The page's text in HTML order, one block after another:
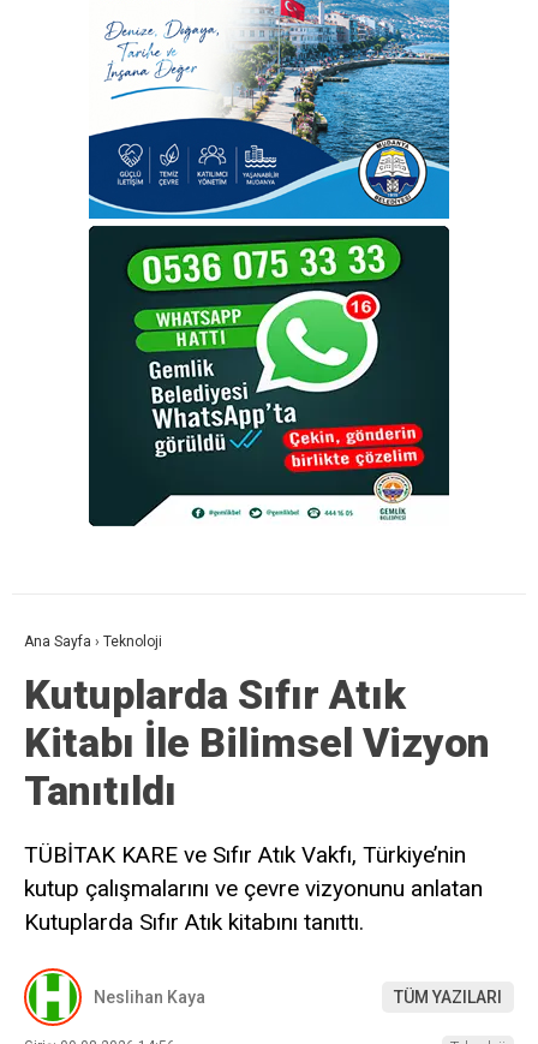
Ana Sayfa › Teknoloji
Kutuplarda Sıfır Atık
Kitabı İle Bilimsel Vizyon
Tanıtıldı
TÜBİTAK KARE ve Sıfır Atık Vakfı, Türkiye’nin
kutup çalışmalarını ve çevre vizyonunu anlatan
Kutuplarda Sıfır Atık kitabını tanıttı.
Neslihan Kaya TÜM YAZILARI